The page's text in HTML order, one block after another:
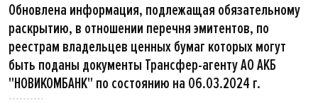
Обновлена информация, подлежащая обязательному
раскрытию, в отношении перечня эмитентов, по
реестрам владельцев ценных бумаг которых могут
быть поданы документы Трансфер-агенту АО АКБ
"НОВИКОМБАНК" по состоянию на 06.03.2024 г.